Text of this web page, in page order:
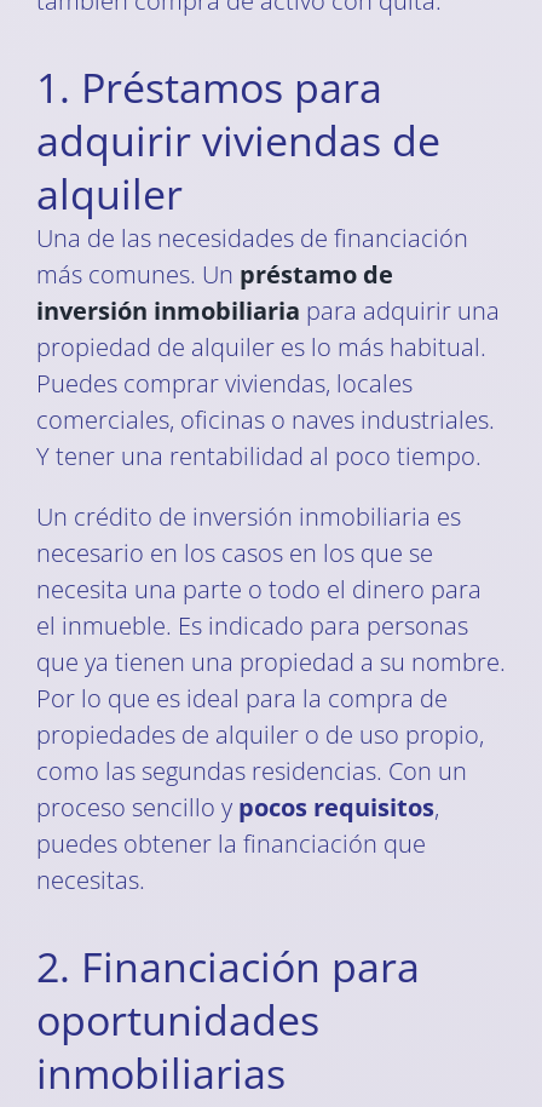
1. Préstamos para
adquirir viviendas de
alquiler
Una de las necesidades de financiación
más comunes. Un préstamo de
inversión inmobiliaria para adquirir una
propiedad de alquiler es lo más habitual.
Puedes comprar viviendas, locales
comerciales, oficinas o naves industriales.
Y tener una rentabilidad al poco tiempo.
Un crédito de inversión inmobiliaria es
necesario en los casos en los que se
necesita una parte o todo el dinero para
el inmueble. Es indicado para personas
que ya tienen una propiedad a su nombre.
Por lo que es ideal para la compra de
propiedades de alquiler o de uso propio,
como las segundas residencias. Con un
proceso sencillo y pocos requisitos,
puedes obtener la financiación que
necesitas.
2. Financiación para
oportunidades
inmobiliarias